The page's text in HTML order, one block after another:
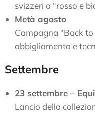
svizzeri o “rosso e
Metà agosto
Campagna “Back
abbigliamento e
Settembre
23 settembre –
Lancio della